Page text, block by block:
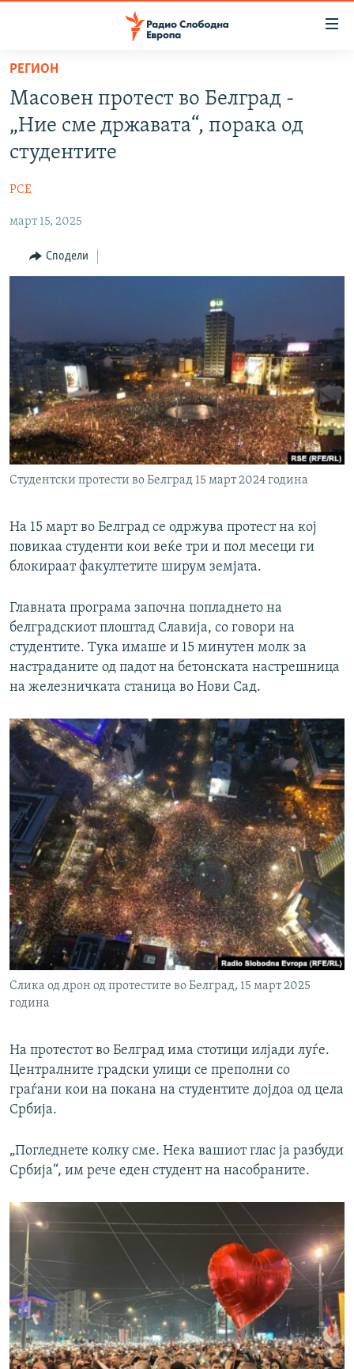
Оди
содржината
Оди
главната
навигација
на
ШТО ТРЕБА ДА ЗНАЕТЕ
ПРИЈАВИ СЕ ЗА ЊУЗЛЕТЕР
ПОДКАСТ ЗОШТО?
РСЕ веб страници
РЕГИОН
Масовен протест во Белград -
„Ние сме државата“, порака од
студентите
РСЕ
март 15, 2025
Сподели
Студентски протести во Белград 15 март 2024 година
На 15 март во Белград се одржува протест на кој
повикаа студенти кои веќе три и пол месеци ги
блокираат факултетите ширум земјата.
Главната програма започна попладнето на
белградскиот плоштад Славија, со говори на
студентите. Тука имаше и 15 минутен молк за
настраданите од падот на бетонската настрешница
на железничката станица во Нови Сад.
Слика од дрон од протестите во Белград, 15 март 2025
година
На протестот во Белград има стотици илјади луѓе.
Централните градски улици се преполни со
граѓани кои на покана на студентите дојдоа од цела
Србија.
„Погледнете колку сме. Нека вашиот глас ја разбуди
Србија“, им рече еден студент на насобраните.